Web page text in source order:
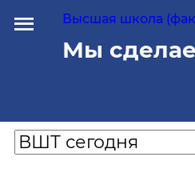
Высшая школа
Мы